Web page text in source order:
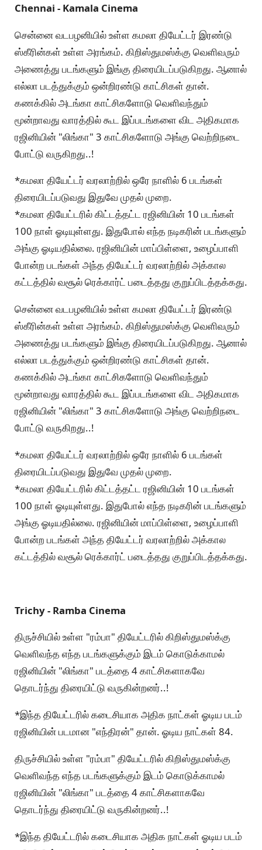
Chennai - Kamala Cinema
சென்னை வடபழனியில் உள்ள கமலா தியேட்டர் இரண்டு
ஸ்கீரின்கள் உள்ள அரங்கம். கிறிஸ்துமஸ்க்கு வெளிவரும்
அணைத்து படங்களும் இங்கு திரையிடப்படுகிறது. ஆனால்
எல்லா படத்துக்கும் ஒன்றிரண்டு காட்சிகள் தான்.
கணக்கில் அடங்கா காட்சிகளோடு வெளிவந்தும்
மூன்றாவது வாரத்தில் கூட இப்படங்களை விட அதிகமாக
ரஜினியின் "லிங்கா" 3 காட்சிகளோடு அங்கு வெற்றிநடை
போட்டு வருகிறது..!
*கமலா தியேட்டர் வரலாற்றில் ஒரே நாளில் 6 படங்கள்
திரையிடப்படுவது இதுவே முதல் முறை.
*கமலா தியேட்டரில் கிட்டத்தட்ட ரஜினியின் 10 படங்கள்
100 நாள் ஓடியுள்ளது. இதுபோல் எந்த நடிகரின் படங்களும்
அங்கு ஓடியதில்லை. ரஜினியின் மாப்பிள்ளை, உழைப்பாளி
போன்ற படங்கள் அந்த தியேட்டர் வரலாற்றில் அக்கால
கட்டத்தில் வசூல் ரெக்கார்ட் படைத்தது குறுப்பிடத்தக்கது.
சென்னை வடபழனியில் உள்ள கமலா தியேட்டர் இரண்டு
ஸ்கீரின்கள் உள்ள அரங்கம். கிறிஸ்துமஸ்க்கு வெளிவரும்
அணைத்து படங்களும் இங்கு திரையிடப்படுகிறது. ஆனால்
எல்லா படத்துக்கும் ஒன்றிரண்டு காட்சிகள் தான்.
கணக்கில் அடங்கா காட்சிகளோடு வெளிவந்தும்
மூன்றாவது வாரத்தில் கூட இப்படங்களை விட அதிகமாக
ரஜினியின் "லிங்கா" 3 காட்சிகளோடு அங்கு வெற்றிநடை
போட்டு வருகிறது..!
*கமலா தியேட்டர் வரலாற்றில் ஒரே நாளில் 6 படங்கள்
திரையிடப்படுவது இதுவே முதல் முறை.
*கமலா தியேட்டரில் கிட்டத்தட்ட ரஜினியின் 10 படங்கள்
100 நாள் ஓடியுள்ளது. இதுபோல் எந்த நடிகரின் படங்களும்
அங்கு ஓடியதில்லை. ரஜினியின் மாப்பிள்ளை, உழைப்பாளி
போன்ற படங்கள் அந்த தியேட்டர் வரலாற்றில் அக்கால
கட்டத்தில் வசூல் ரெக்கார்ட் படைத்தது குறுப்பிடத்தக்கது.
Trichy - Ramba Cinema
திருச்சியில் உள்ள "ரம்பா" தியேட்டரில் கிறிஸ்துமஸ்க்கு
வெளிவந்த எந்த படங்களுக்கும் இடம் கொடுக்காமல்
ரஜினியின் "லிங்கா" படத்தை 4 காட்சிகளாகவே
தொடர்ந்து திரையிட்டு வருகின்றனர்..!
*இந்த தியேட்டரில் கடைசியாக அதிக நாட்கள் ஓடிய படம்
ரஜினியின் படமான "எந்திரன்" தான். ஓடிய நாட்கள் 84.
திருச்சியில் உள்ள "ரம்பா" தியேட்டரில் கிறிஸ்துமஸ்க்கு
வெளிவந்த எந்த படங்களுக்கும் இடம் கொடுக்காமல்
ரஜினியின் "லிங்கா" படத்தை 4 காட்சிகளாகவே
தொடர்ந்து திரையிட்டு வருகின்றனர்..!
*இந்த தியேட்டரில் கடைசியாக அதிக நாட்கள் ஓடிய படம்